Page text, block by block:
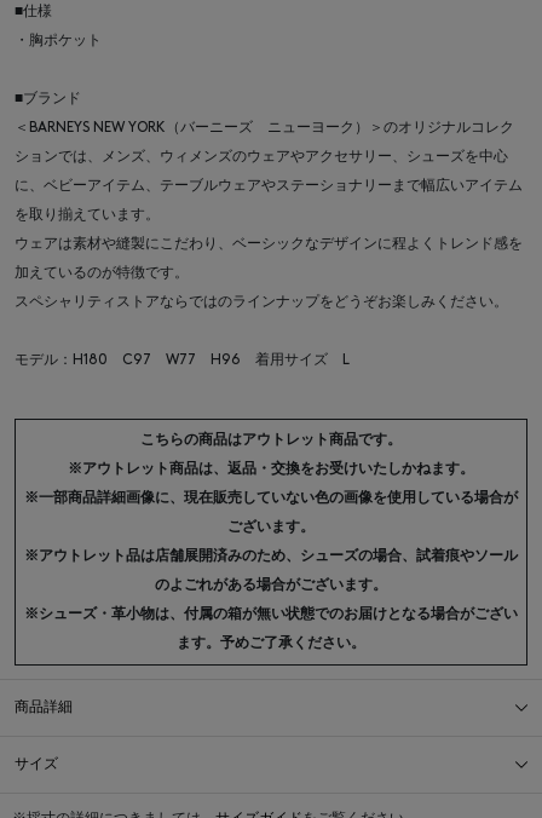
■仕様
・胸ポケット
■ブランド
＜BARNEYS NEW YORK（バーニーズ ニューヨーク）＞のオリジナルコレク
ションでは、メンズ、ウィメンズのウェアやアクセサリー、シューズを中心
に、ベビーアイテム、テーブルウェアやステーショナリーまで幅広いアイテム
を取り揃えています。
ウェアは素材や縫製にこだわり、ベーシックなデザインに程よくトレンド感を
加えているのが特徴です。
スペシャリティストアならではのラインナップをどうぞお楽しみください。
モデル：H180 C97 W77 H96 着用サイズ L
こちらの商品はアウトレット商品です。
※アウトレット商品は、返品・交換をお受けいたしかねます。
※一部商品詳細画像に、現在販売していない色の画像を使用している場合が
ございます。
※アウトレット品は店舗展開済みのため、シューズの場合、試着痕やソール
のよごれがある場合がございます。
※シューズ・革小物は、付属の箱が無い状態でのお届けとなる場合がござい
ます。予めご了承ください。
商品詳細
サイズ